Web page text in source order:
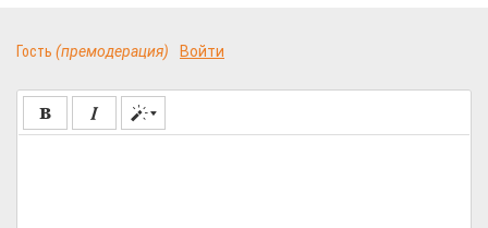
Гость (премодерация) Войти